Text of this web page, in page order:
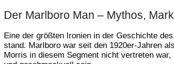
Der Marlboro Man – Mythos,
Eine der größten Ironien in der Geschichte
stand. Marlboro war seit den 1920er-Jahren
Morris in diesem Segment nicht vertreten